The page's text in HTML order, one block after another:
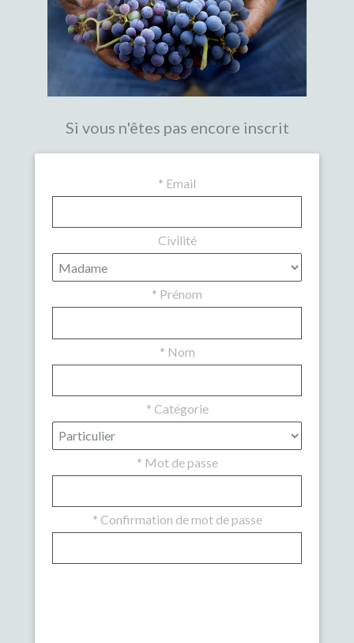
Si vous n'êtes pas encore inscrit
* Email
Civilité
* Prénom
* Nom
* Catégorie
* Mot de passe
* Confirmation de mot de passe